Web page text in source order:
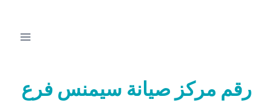
رقم مركز صيانة سيمنس فرع